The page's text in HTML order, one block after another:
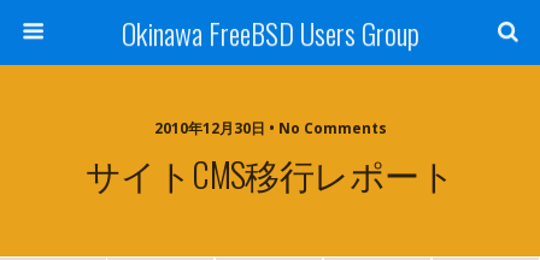
Okinawa FreeBSD Users Group
2010年12月30日 • No Comments
サイトCMS移行レポート